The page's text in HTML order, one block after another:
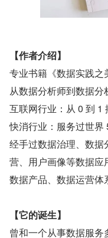
【作者介绍】
专业书籍《数据实践之
从数据分析师到数据分
互联网行业：从 0 到 1
快消行业：服务过世界
经手过数据治理、数
营、用户画像等数据
数据产品、数据运营体
【它的诞生】
曾和一个从事数据服